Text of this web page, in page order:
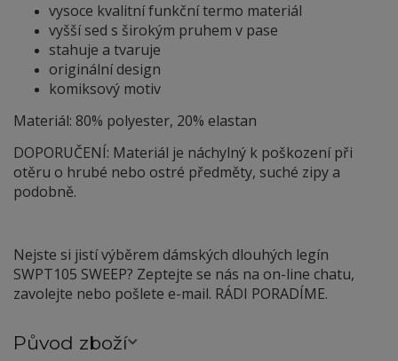
vysoce kvalitní funkční termo materiál
vyšší sed s širokým pruhem v pase
stahuje a tvaruje
originální design
komiksový motiv
Materiál: 80% polyester, 20% elastan
DOPORUČENÍ: Materiál je náchylný k poškození při
otěru o hrubé nebo ostré předměty, suché zipy a
podobně.
Nejste si jistí výběrem dámských dlouhých legín
SWPT105 SWEEP? Zeptejte se nás na on-line chatu,
zavolejte nebo pošlete e-mail. RÁDI PORADÍME.
Původ zboží